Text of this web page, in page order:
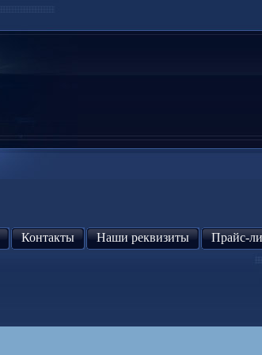
Контакты Наши реквизиты Прайс-